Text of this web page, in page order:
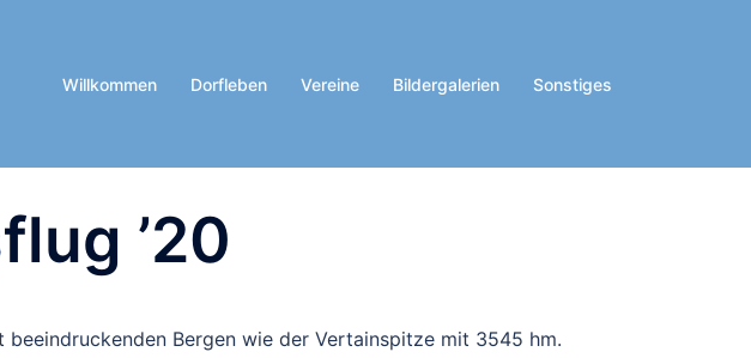
Willkommen Dorfleben Vereine Bildergalerien Sonstiges
’20
Bergen wie der Vertainspitze mit 3545 hm.